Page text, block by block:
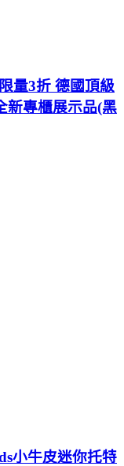
量3折 德國頂級
新專櫃展示品(黑
小牛皮迷你托特